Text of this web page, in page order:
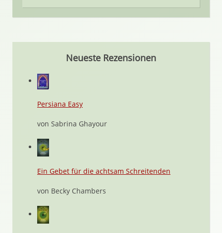
Neueste Rezensionen
Persiana Easy
von Sabrina Ghayour
Ein Gebet für die achtsam Schreitenden
von Becky Chambers